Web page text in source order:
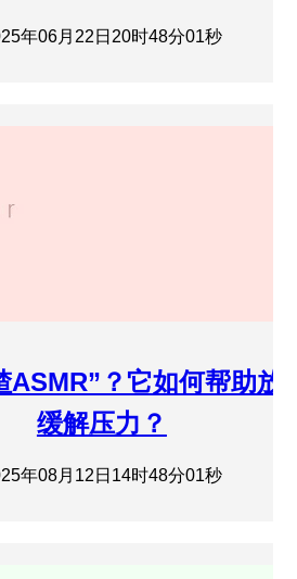
年06月22日20时48分01秒
ASMR”？它如何帮助放
缓解压力？
年08月12日14时48分01秒